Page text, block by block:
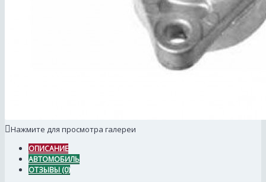
Нажмите для просмотра галереи
ОПИСАНИЕ
АВТОМОБИЛЬ
ОТЗЫВЫ (0)